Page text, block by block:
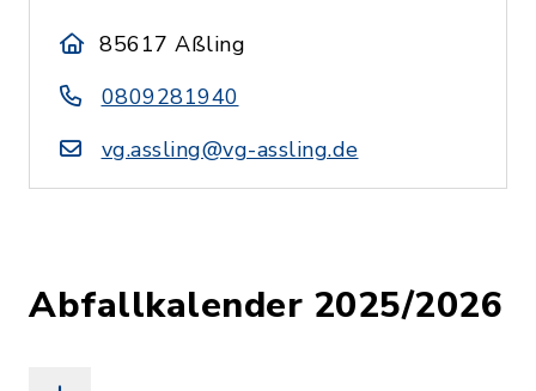
85617 Aßling
0809281940
vg.assling@vg-assling.de
Abfallkalender 2025/2026